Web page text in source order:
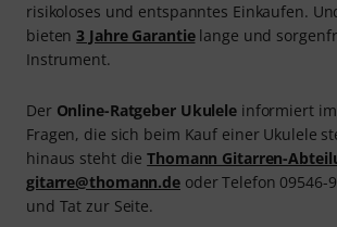
risikoloses und entspanntes Einkaufen.
bieten3 Jahre Garantielange und
Instrument.
Der Online-Ratgeber Ukulele informiert
Fragen, die sich beim Kauf einer Ukulele
hinaus steht dieThomann Gitarren-
gitarre@thomann.de oder Telefon 09546-
und Tat zur Seite.